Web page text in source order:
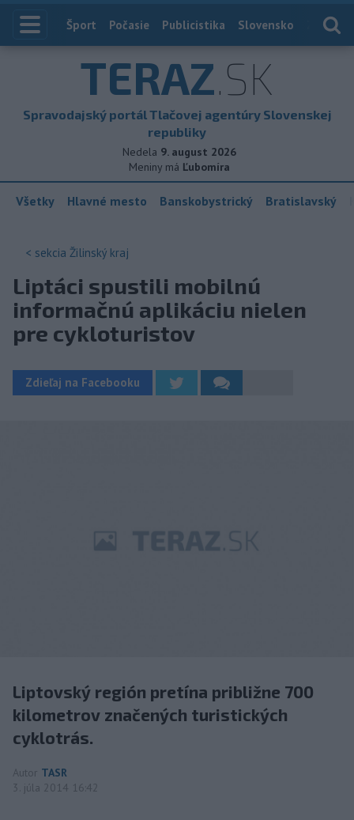
Index
Šport Počasie Publicistika Slovensko
TERAZ.SK
Spravodajský portál Tlačovej agentúry Slovenskej
republiky
Nedela 9. august 2026
Meniny má Ľubomíra
Všetky Hlavné mesto Banskobystrický Bratislavský
< sekcia Žilinský kraj
Liptáci spustili mobilnú
informačnú aplikáciu nielen
pre cykloturistov
Zdieľaj na Facebooku
Liptovský región pretína približne 700
kilometrov značených turistických
cyklotrás.
Autor TASR
3. júla 2014 16:42